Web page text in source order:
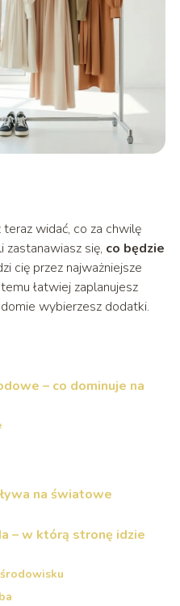
widać, co za chwilę
zastanawiasz się, co będzie
cię przez najważniejsze
łatwiej zaplanujesz
wybierzesz dodatki.
– co dominuje na
na światowe
– w którą stronę idzie